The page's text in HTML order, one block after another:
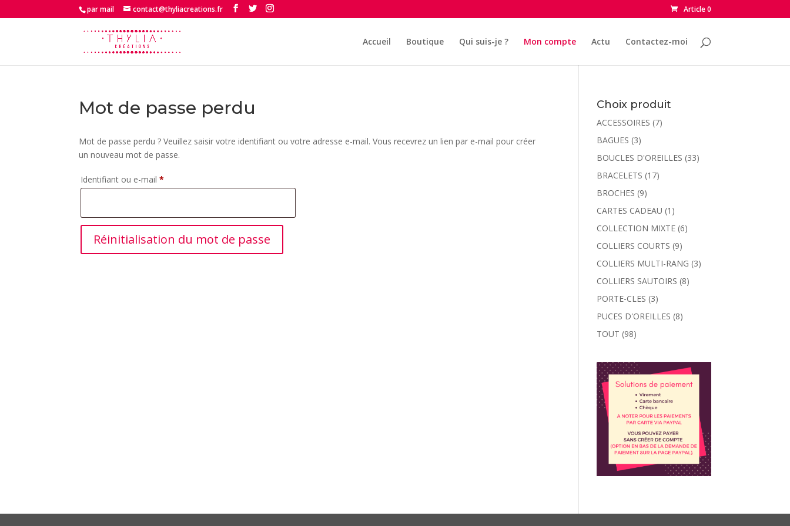
par mail contact@thyliacreations.fr Article 0
Accueil Boutique Qui suis-je ? Mon compte Actu Contactez-moi
Mot de passe perdu
Mot de passe perdu ? Veuillez saisir votre identifiant ou votre adresse e-mail. Vous recevrez un lien par e-mail pour créer
un nouveau mot de passe.
Identifiant ou e-mail*
Réinitialisation du mot de passe
Choix produit
ACCESSOIRES (7)
BAGUES (3)
BOUCLES D'OREILLES (33)
BRACELETS (17)
BROCHES (9)
CARTES CADEAU (1)
COLLECTION MIXTE (6)
COLLIERS COURTS (9)
COLLIERS MULTI-RANG (3)
COLLIERS SAUTOIRS (8)
PORTE-CLES (3)
PUCES D'OREILLES (8)
TOUT (98)